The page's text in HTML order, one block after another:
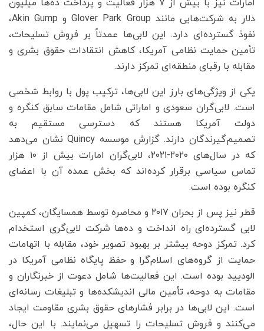
امارات نیز با بیش از ۷ هزار فعالیت و پرداخت ده‌ها میلیون
دلار به شرکت‌هایی مانند Glover Park Group و Akin Gump،
نفوذ گسترده‌ای دارد. این لابی‌ها عمدتاً بر فروش تسلیحات،
تأمین حمایت نظامی آمریکا، کاهش انتقادات حقوق بشری و
مقابله با رقبای منطقه‌ای تمرکز دارند.
یکی از ویژگی‌های بارز این لابی‌ها، ترکیب پول با روابط شخصی
است. لابی‌گران سعودی و اماراتی شامل مقامات سابق کنگره و
دولت آمریکا هستند که دسترسی مستقیم به
تصمیم‌گیرندگان دارند. گزارش موسسه Quincy نشان می‌دهد
که در سال‌های ۲۰۲۰-۲۰۲۱، لابی‌گران امارات بیش از ۱۰ هزار
تماس سیاسی برقرار کرده‌اند که بخش عمده آن با اعضای
کنگره بوده است.
قطر نیز پس از بحران ۲۰۱۷ و محاصره توسط همسایگان، کمپین
لابی گسترده‌ای راه انداخت و ده‌ها شرکت لابی‌گری استخدام
کرد. تمرکز دوحه بیشتر بر بهبود تصویر خود، مقابله با اتهامات
حمایت از گروه‌های اسلام‌گرا و حفظ پایگاه نظامی آمریکا در
الودیید بوده است. این فعالیت‌ها شامل دعوت از خبرنگاران و
مقامات به دوحه، تأمین مالی اندیشکده‌ها و تبلیغات رسانه‌ای
است. این لابی‌ها در برابر فشارهای حقوق بشری مقاومت ایجاد
می‌کنند و فروش تسلیحات را تسهیل می‌نمایند. با این حال،